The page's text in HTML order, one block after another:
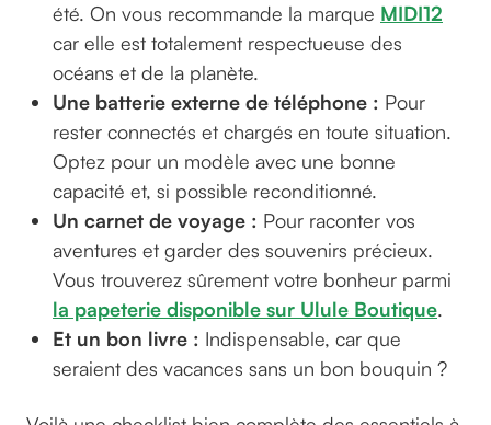
été. On vous recommande la marque MIDI12
car elle est totalement respectueuse des
océans et de la planète.
Une batterie externe de téléphone : Pour
rester connectés et chargés en toute situation.
Optez pour un modèle avec une bonne
capacité et, si possible reconditionné.
Un carnet de voyage : Pour raconter vos
aventures et garder des souvenirs précieux.
Vous trouverez sûrement votre bonheur parmi
la papeterie disponible sur Ulule Boutique.
Et un bon livre : Indispensable, car que
seraient des vacances sans un bon bouquin ?